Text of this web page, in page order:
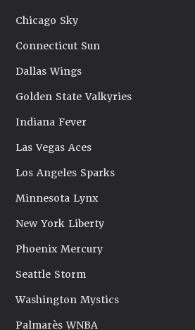
Chicago Sky
Connecticut Sun
Dallas Wings
Golden State Valkyries
Indiana Fever
Las Vegas Aces
Los Angeles Sparks
Minnesota Lynx
New York Liberty
Phoenix Mercury
Seattle Storm
Washington Mystics
Palmarès WNBA